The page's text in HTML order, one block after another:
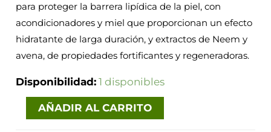
para proteger la barrera lipídica de la piel, con
acondicionadores y miel que proporcionan un efecto
hidratante de larga duración, y extractos de Neem y
avena, de propiedades fortificantes y regeneradoras.
Disponibilidad: 1 disponibles
AÑADIR AL CARRITO